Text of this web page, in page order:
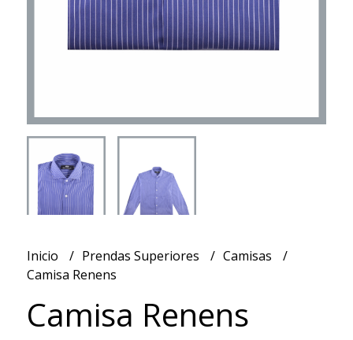
Inicio Prendas Superiores
Camisas
Camisa Renens
Camisa Renens